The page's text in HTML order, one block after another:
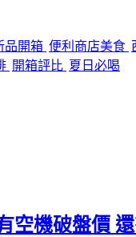
品開箱 便利商店美食
開箱評比 夏日必喝
空機破盤價